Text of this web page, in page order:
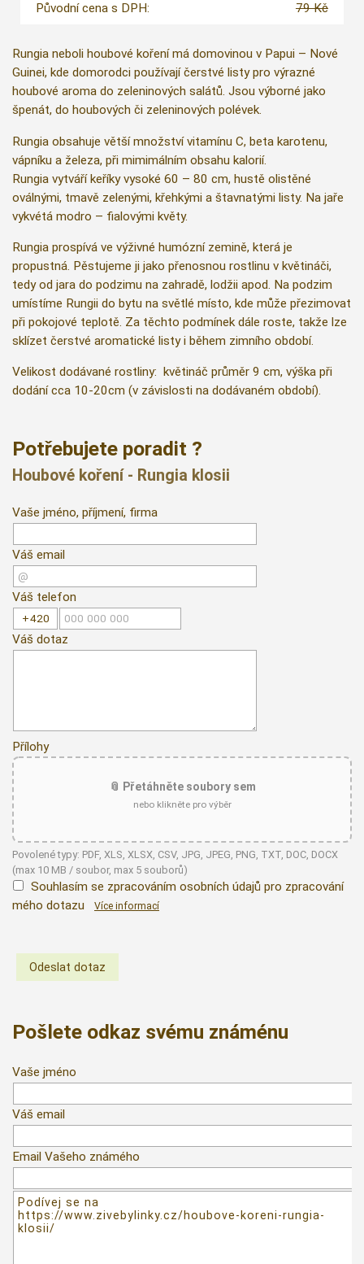
Původní cena s DPH:
79 Kč
Rungia neboli houbové koření má domovinou v Papui – Nové
Guinei, kde domorodci používají čerstvé listy pro výrazné
houbové aroma do zeleninových salátů. Jsou výborné jako
špenát, do houbových či zeleninových polévek.
Rungia obsahuje větší množství vitamínu C, beta karotenu,
vápníku a železa, při mimimálním obsahu kalorií.
Rungia vytváří keříky vysoké 60 – 80 cm, hustě olistěné
oválnými, tmavě zelenými, křehkými a štavnatými listy. Na jaře
vykvétá modro – fialovými květy.
Rungia prospívá ve výživné humózní zemině, která je
propustná. Pěstujeme ji jako přenosnou rostlinu v květináči,
tedy od jara do podzimu na zahradě, lodžii apod. Na podzim
umístíme Rungii do bytu na světlé místo, kde může přezimovat
při pokojové teplotě. Za těchto podmínek dále roste, takže lze
sklízet čerstvé aromatické listy i během zimního období.
Velikost dodávané rostliny: květináč průměr 9 cm, výška při
dodání cca 10-20cm (v závislosti na dodávaném období).
Potřebujete poradit ?
Houbové koření - Rungia klosii
Vaše jméno, příjmení, firma
Váš email
Váš telefon
Váš dotaz
Přílohy
📎 Přetáhněte soubory sem
nebo klikněte pro výběr
Povolené typy: PDF, XLS, XLSX, CSV, JPG, JPEG, PNG, TXT, DOC, DOCX
(max 10 MB / soubor, max 5 souborů)
Souhlasím se zpracováním osobních údajů pro zpracování
mého dotazu
Více informací
Pošlete odkaz svému známénu
Vaše jméno
Váš email
Email Vašeho známého